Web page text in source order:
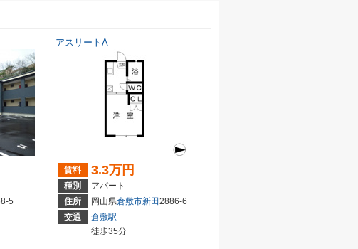
5
アスリートA
賃料 3.3万円
種別
アパート
住所
岡山県倉敷市新田2886-6
交通
倉敷駅
徒歩35分